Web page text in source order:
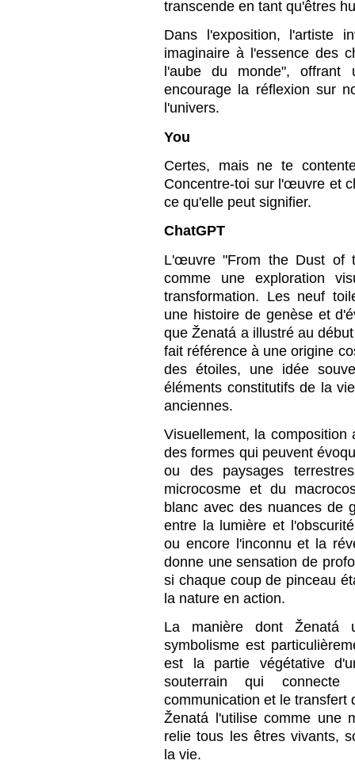
transcende en tant qu'êtres
Dans l'exposition, l'artiste
imaginaire à l'essence des
l'aube du monde", offrant
encourage la réflexion sur
l'univers.
You
Certes, mais ne te
Concentre-toi sur l'œuvre et
ce qu'elle peut signifier.
ChatGPT
L'œuvre "From the Dust of
comme une exploration
transformation. Les neuf
une histoire de genèse et
que Ženatá a illustré au
fait référence à une origine
des étoiles, une idée
éléments constitutifs de la
anciennes.
Visuellement, la composition
des formes qui peuvent
ou des paysages
microcosme et du
blanc avec des nuances de
entre la lumière et
ou encore l'inconnu et la
donne une sensation de
si chaque coup de pinceau
la nature en action.
La manière dont Ženatá
symbolisme est
est la partie végétative
souterrain qui
communication et le transfert
Ženatá l'utilise comme une
relie tous les êtres vivants,
la vie.